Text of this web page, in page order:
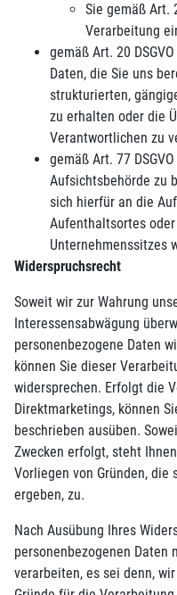
Sie gemäß Art.
Verarbeitung
gemäß Art. 20
Daten, die Sie uns
strukturierten,
zu erhalten oder die
Verantwortlichen zu
gemäß Art. 77
Aufsichtsbehörde zu
sich hierfür an die
Aufenthaltsortes
Unternehmenssitzes
Widerspruchsrecht
Soweit wir zur Wahrung
Interessensabwägung
personenbezogene Daten
können Sie dieser
widersprechen. Erfolgt die
Direktmarketings, können
beschrieben ausüben.
Zwecken erfolgt, steht
Vorliegen von Gründen, die
ergeben, zu.
Nach Ausübung Ihres
personenbezogenen Daten
verarbeiten, es sei denn,